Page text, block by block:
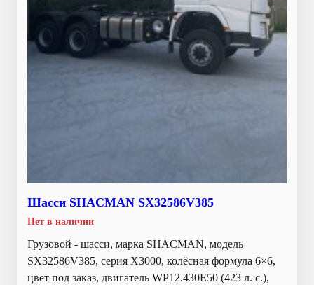
Шасси SHACMAN SX32586V385
Нет в наличии
Грузовой - шасси, марка SHACMAN, модель
SX32586V385, серия X3000, колёсная формула 6×6,
цвет под заказ, двигатель WP12.430E50 (423 л. с.),